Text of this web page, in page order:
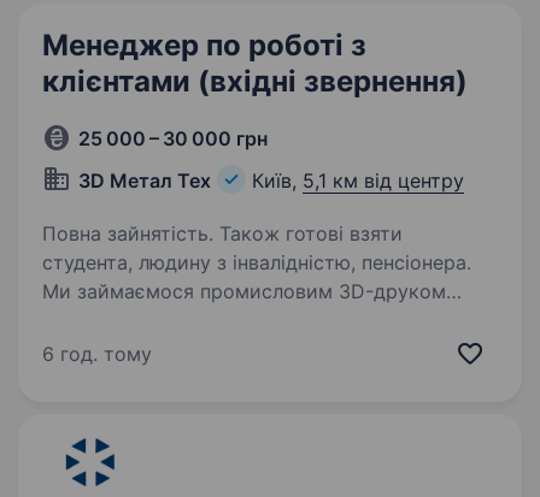
Менеджер по роботі з
клієнтами (вхідні звернення)
25 000 – 30 000 грн
3D Метал Тех
Київ, 5,1 км від центру
Повна зайнятість. Також готові взяти
студента, людину з інвалідністю, пенсіонера.
Ми займаємося промисловим 3D-друком
людину, яка стане голосом нашого бренду для
Київ…
6 год. тому